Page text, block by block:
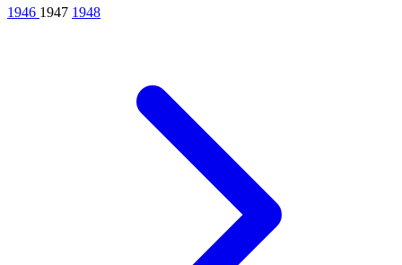
1946 1947 1948